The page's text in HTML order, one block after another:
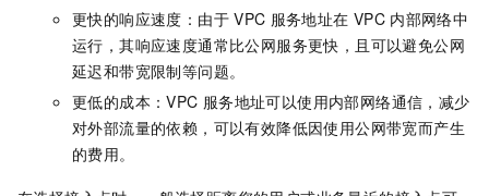
更快的响应速度：由于 VPC 服务地址在 VPC 内部网络中
运行，其响应速度通常比公网服务更快，且可以避免公网
延迟和带宽限制等问题。
更低的成本：VPC 服务地址可以使用内部网络通信，减少
对外部流量的依赖，可以有效降低因使用公网带宽而产生
的费用。